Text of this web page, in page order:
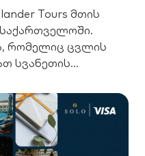
Tours მთის
რომელიც ცვლის
სვანეთის